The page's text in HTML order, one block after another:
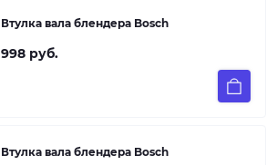
Втулка вала блендера Bosch
998 руб.
Втулка вала блендера Bosch